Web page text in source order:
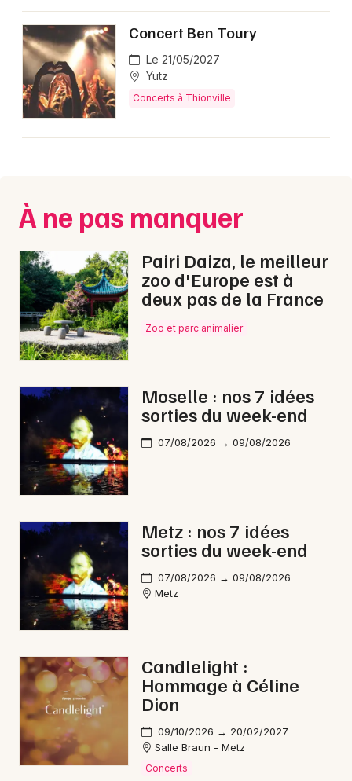
Concert Ben Toury
Le 21/05/2027
Yutz
Concerts à Thionville
À ne pas manquer
Pairi Daiza, le meilleur
zoo d'Europe est à
deux pas de la France
Zoo et parc animalier
Moselle : nos 7 idées
sorties du week-end
07/08/2026 → 09/08/2026
Metz : nos 7 idées
sorties du week-end
07/08/2026 → 09/08/2026
Metz
Candlelight :
Hommage à Céline
Dion
09/10/2026 → 20/02/2027
Salle Braun - Metz
Concerts